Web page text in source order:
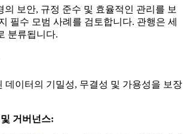
의 보안, 규정 준수 및 효율적인 관리를 보
필수 모범 사례를 검토합니다. 관행은 세
분류됩니다.
데이터의 기밀성, 무결성 및 가용성을 보장
거버넌스: